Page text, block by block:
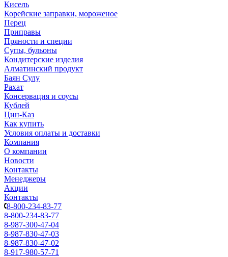
Кисель
Корейские заправки, мороженое
Перец
Приправы
Пряности и специи
Супы, бульоны
Кондитерские изделия
Алматинский продукт
Баян Сулу
Рахат
Консервация и соусы
Кублей
Цин-Каз
Как купить
Условия оплаты и доставки
Компания
О компании
Новости
Контакты
Менеджеры
Акции
Контакты
8-800-234-83-77
8-800-234-83-77
8-987-300-47-04
8-987-830-47-03
8-987-830-47-02
8-917-980-57-71